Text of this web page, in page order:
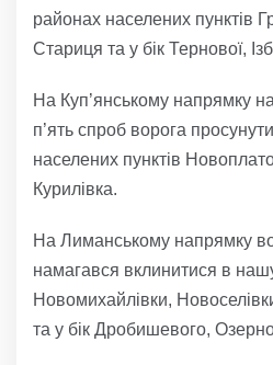
районах населених пунктів
Стариця та у бік Тернової,
На Куп’янському напрямку
п’ять спроб ворога
населених пунктів
Курилівка.
На Лиманському напрямку
намагався вклинитися в
Новомихайлівки,
та у бік Дробишевого,